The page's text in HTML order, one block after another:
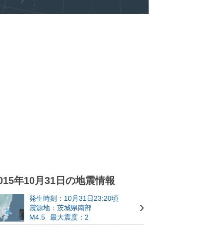
年10月31日の地震情報
発生時刻：10月31日23:20頃
震源地：茨城県南部
M4.5
最大震度：2